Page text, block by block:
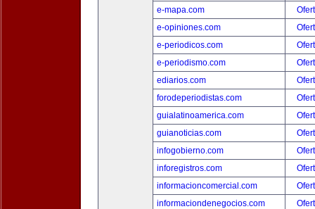
e-mapa.com
e-opiniones.com
e-periodicos.com
e-periodismo.com
ediarios.com
forodeperiodistas.com
guialatinoamerica.com
guianoticias.com
infogobierno.com
inforegistros.com
informacioncomercial.com
informaciondenegocios.com